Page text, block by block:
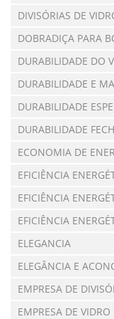
DIVISÓRIAS DE
DOBRADIÇA PARA
DURABILIDADE DO
DURABILIDADE E
DURABILIDADE
DURABILIDADE
ECONOMIA DE
EFICIÊNCIA
EFICIÊNCIA
EFICIÊNCIA
ELEGANCIA
ELEGÂNCIA E
EMPRESA DE
EMPRESA DE